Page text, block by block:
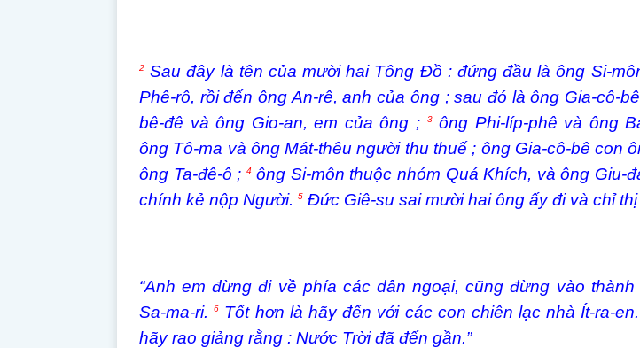
2 Sau đây là tên của mười hai Tông Đồ : đứng đầu là ông Si-
Phê-rô, rồi đến ông An-rê, anh của ông ; sau đó là ông Gia-cô-
bê-đê và ông Gio-an, em của ông ;
3ông Phi-líp-phê và ông
ông Tô-ma và ông Mát-thêu người thu thuế ; ông Gia-cô-bê con
ông Ta-đê-ô ; 4 ông Si-môn thuộc nhóm Quá Khích, và ông Giu-
chính kẻ nộp Người.
5 Đức Giê-su sai mười hai ông ấy đi và chỉ
“Anh em đừng đi về phía các dân ngoại, cũng đừng vào
Sa-ma-ri.6 Tốt hơn là hãy đến với các con chiên lạc nhà Ít-ra-en.
hãy rao giảng rằng : Nước Trời đã đến gần.”